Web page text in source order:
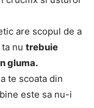
are scopul de a
nu trebuie
gluma.
te scoata din
este sa nu-i